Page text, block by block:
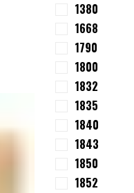
1380
1668
1790
1800
1832
1835
1840
1843
1850
1852